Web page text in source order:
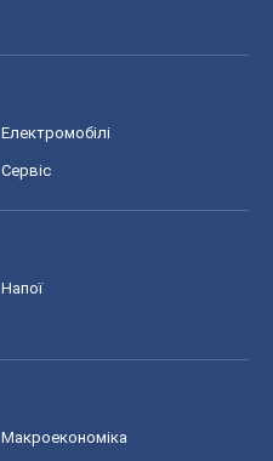
Електромобілі
Сервіс
Напої
Макроекономіка